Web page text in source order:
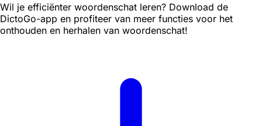
Wil je efficiënter woordenschat leren? Download de
DictoGo-app en profiteer van meer functies voor het
onthouden en herhalen van woordenschat!